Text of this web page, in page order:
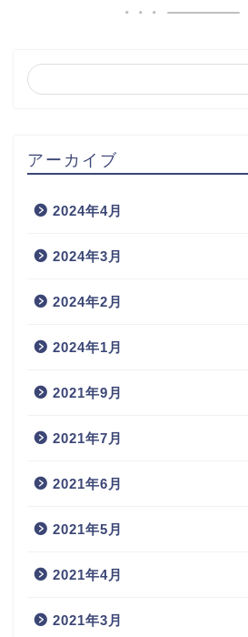
アーカイブ
2024年4月
2024年3月
2024年2月
2024年1月
2021年9月
2021年7月
2021年6月
2021年5月
2021年4月
2021年3月